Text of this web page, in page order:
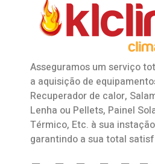
Asseguramos um serviço
a aquisição de
Recuperador de calor,
Lenha ou Pellets, Painel
Térmico, Etc. à sua
garantindo a sua total